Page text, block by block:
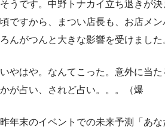
そうです。中野トナカイ立ち退きが
頃ですから、まつい店長も、お店メ
ろんがつんと大きな影響を受けました
いやはや。なんてこった。意外に当
かが占い、されど占い。。。（爆
昨年末のイベントでの未来予測「あ